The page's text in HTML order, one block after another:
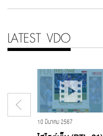
LATEST VDO
10 มีนาคม 2567